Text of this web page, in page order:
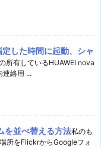
した時間に起動、シャ
所有しているHUAWEI nova
絡用 ...
を並べ替える方法私のも
所をFlickrからGoogleフォ